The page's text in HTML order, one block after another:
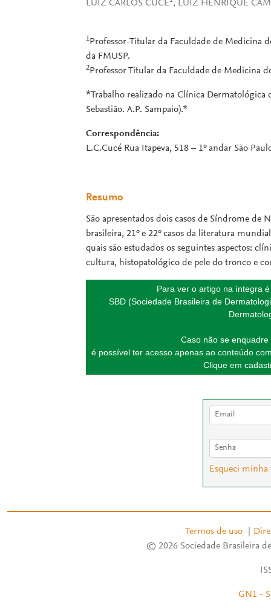
LUIZ CARLOS CUCÉ , LUIZ HENRIQUE
1 Professor-Titular da Faculdade de Medicina
da FMUSP.
2 Professor Titular da Faculdade de Medicina
*Trabalho realizado na Clínica Dermatológica
Sebastião. A.P. Sampaio).*
Correspondência:
L.C.Cucé Rua Itapeva, 518 – 1º andar São
Resumo
São apresentados dois casos de Síndrome
brasileira, 21º e 22º casos da literatura
quais são estudados os seguintes aspectos:
cultura, histopatológico de pele do tronco e
Para ver o artigo na íntegra
SBD (Sociedade Brasileira de
Caso não se
é possível ter acesso apenas ao conteúdo
Clique em
Esqueci minha
Termos de uso
© 2026 Sociedade Brasileira
GN1 -